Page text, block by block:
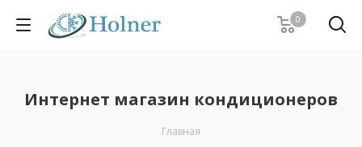
0
Интернет магазин кондиционеров
Главная